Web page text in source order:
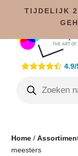
4.9/
Home /
meesters
TIJDELIJK